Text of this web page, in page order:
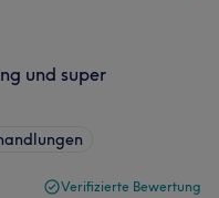
und super
Verifizierte Bewertung